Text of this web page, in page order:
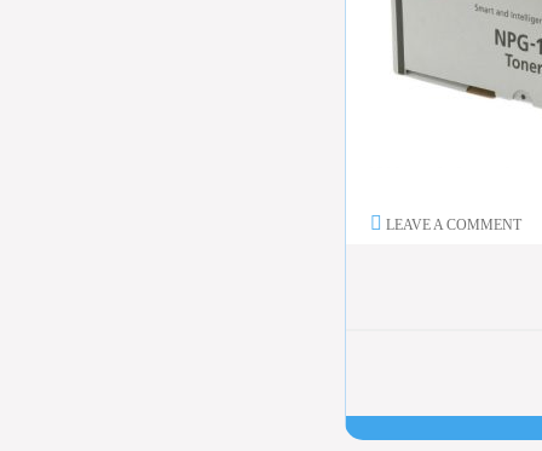
LEAVE A COMMENT